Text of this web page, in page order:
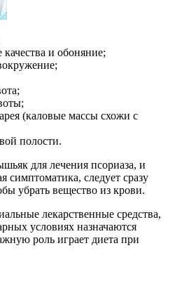
и обоняние;
(каловые массы схожи с
полости.
для лечения псориаза, и
симптоматика, следует сразу
убрать вещество из крови.
лекарственные средства,
условиях назначаются
роль играет диета при